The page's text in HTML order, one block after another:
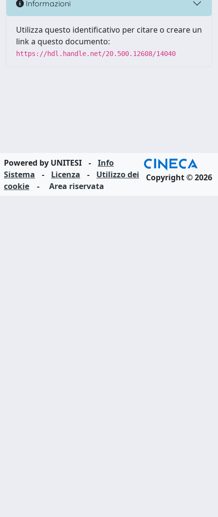
Informazioni
Utilizza questo identificativo per citare o creare un
link a questo documento:
https://hdl.handle.net/20.500.12608/14040
Powered by UNITESI -
Info
Sistema
- Licenza -
Utilizzo dei
cookie
- Area riservata
Copyright © 2026